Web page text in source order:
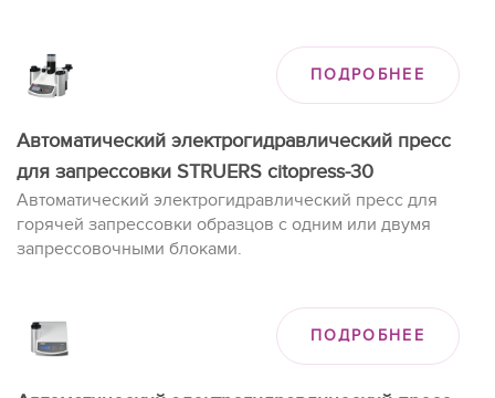
ПОДРОБНЕЕ
Автоматический электрогидравлический пресс
для запрессовки STRUERS citopress-30
Автоматический электрогидравлический пресс для
горячей запрессовки образцов с одним или двумя
запрессовочными блоками.
ПОДРОБНЕЕ